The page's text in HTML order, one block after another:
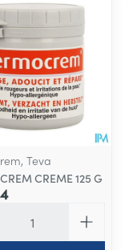
Teva
CREME 125 G